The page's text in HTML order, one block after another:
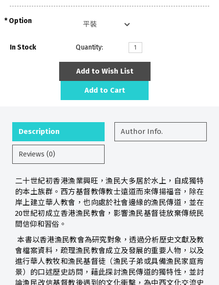
Option
In Stock Quantity:
Add to Wish List
Add to Cart
Description Author Info.
Reviews (0)
二十世紀初香港漁業興旺，漁民大多居於水上，自成獨特
的本土族群。西方基督教傳教士遠道而來傳揚福音，除在
岸上建立華人教會，也向處於社會邊緣的漁民傳道，並在
20世紀初成立香港漁民教會，影響漁民基督徒放棄傳統民
間信仰和習俗。
本書以香港漁民教會為研究對象，透過分析歷史文獻及教
會檔案資料，疏理漁民教會成立及發展的重要人物，以及
進行華人教牧和漁民基督徒（漁民子弟或具備漁民家庭背
景）的口述歷史訪問，藉此探討漁民傳道的獨特性，並討
論漁民改信基督教後遇到的文化衝擊，為中西文化交流史